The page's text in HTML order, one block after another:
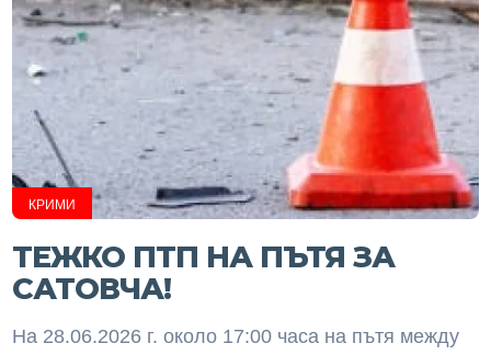
КРИМИ
ТЕЖКО ПТП НА ПЪТЯ ЗА
САТОВЧА!
На 28.06.2026 г. около 17:00 часа на пътя между